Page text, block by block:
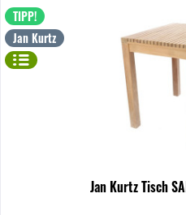
TIPP!
Jan Kurtz
Jan Kurtz Tisch